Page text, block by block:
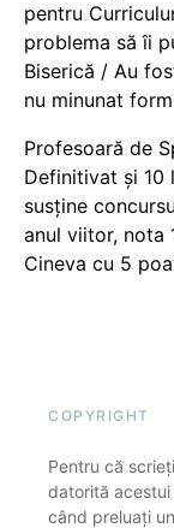
pentru
problema să îi
Biserică / Au
nu minunat
Profesoară de
Definitivat și 10
susține
anul viitor, nota
Cineva cu 5
COPYRIGHT
Pentru că
datorită
când preluați